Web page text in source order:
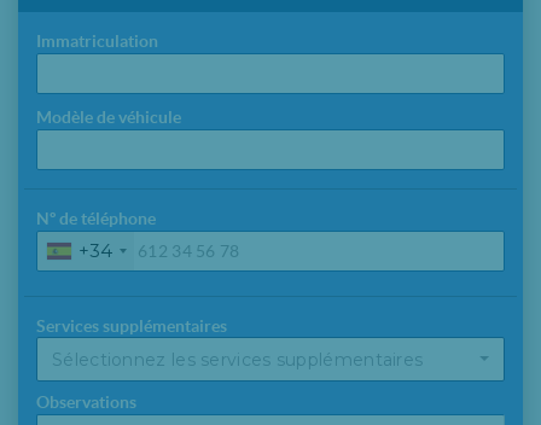
Immatriculation
Modèle de véhicule
Nº de téléphone
+34
Services supplémentaires
Sélectionnez les services supplémentaires
Observations